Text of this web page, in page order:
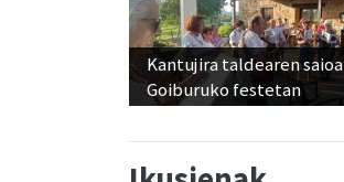
Kantujira taldearen saioa
Goiburuko festetan